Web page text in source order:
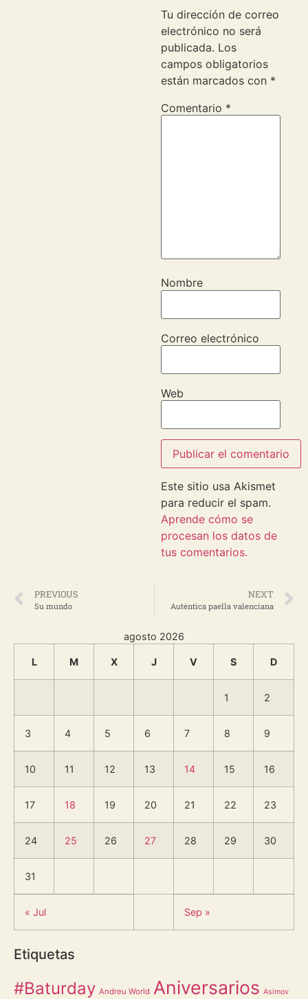
Tu dirección de correo
electrónico no será
publicada. Los
campos obligatorios
están marcados con *
Comentario *
Nombre
Correo electrónico
Web
Este sitio usa Akismet
para reducir el spam.
Aprende cómo se
procesan los datos de
tus comentarios.
PREVIOUS
Su mundo
NEXT
Auténtica paella valenciana
agosto 2026
L M X J V S D
1 2
3 4 5 6 7 8 9
10 11 12 13 14 15 16
17 18 19 20 21 22 23
24 25 26 27 28 29 30
31
« Jul Sep »
Etiquetas
#Baturday Andreu World Aniversarios Asimov